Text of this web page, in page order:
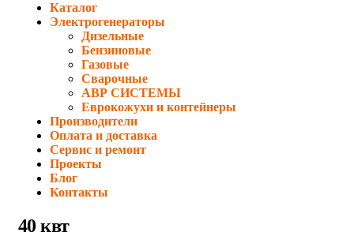
Каталог
Электрогенераторы
Дизельные
Бензиновые
Газовые
Сварочные
АВР СИСТЕМЫ
Еврокожухи и контейнеры
Производители
Оплата и доставка
Сервис и ремонт
Проекты
Блог
Контакты
40 квт